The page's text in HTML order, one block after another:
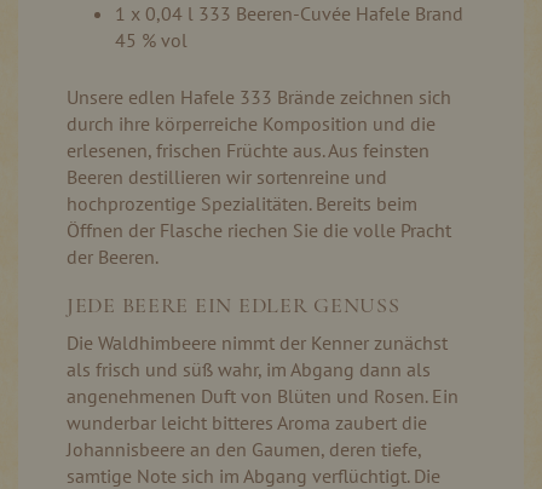
1 x 0,04 l 333 Beeren-Cuvée Hafele Brand
45 % vol
Unsere edlen Hafele 333 Brände zeichnen sich
durch ihre körperreiche Komposition und die
erlesenen, frischen Früchte aus. Aus feinsten
Beeren destillieren wir sortenreine und
hochprozentige Spezialitäten. Bereits beim
Öffnen der Flasche riechen Sie die volle Pracht
der Beeren.
JEDE BEERE EIN EDLER GENUSS
Die Waldhimbeere nimmt der Kenner zunächst
als frisch und süß wahr, im Abgang dann als
angenehmenen Duft von Blüten und Rosen. Ein
wunderbar leicht bitteres Aroma zaubert die
Johannisbeere an den Gaumen, deren tiefe,
samtige Note sich im Abgang verflüchtigt. Die